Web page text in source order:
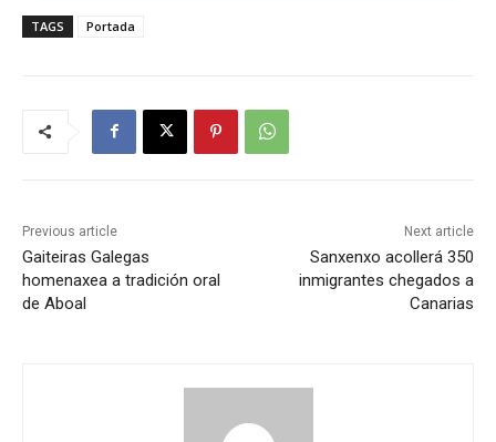
TAGS Portada
Previous article
Gaiteiras Galegas
homenaxea a tradición oral
de Aboal
Next article
Sanxenxo acollerá 350
inmigrantes chegados a
Canarias